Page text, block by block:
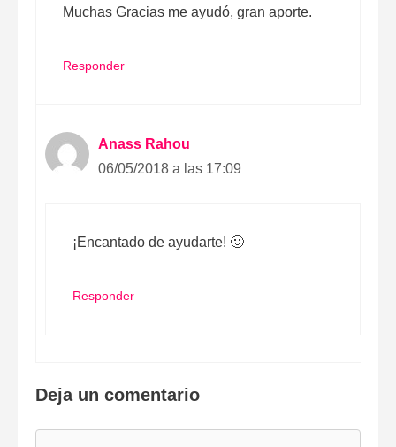
Muchas Gracias me ayudó, gran aporte.
Responder
Anass Rahou
06/05/2018 a las 17:09
¡Encantado de ayudarte! 🙂
Responder
Deja un comentario